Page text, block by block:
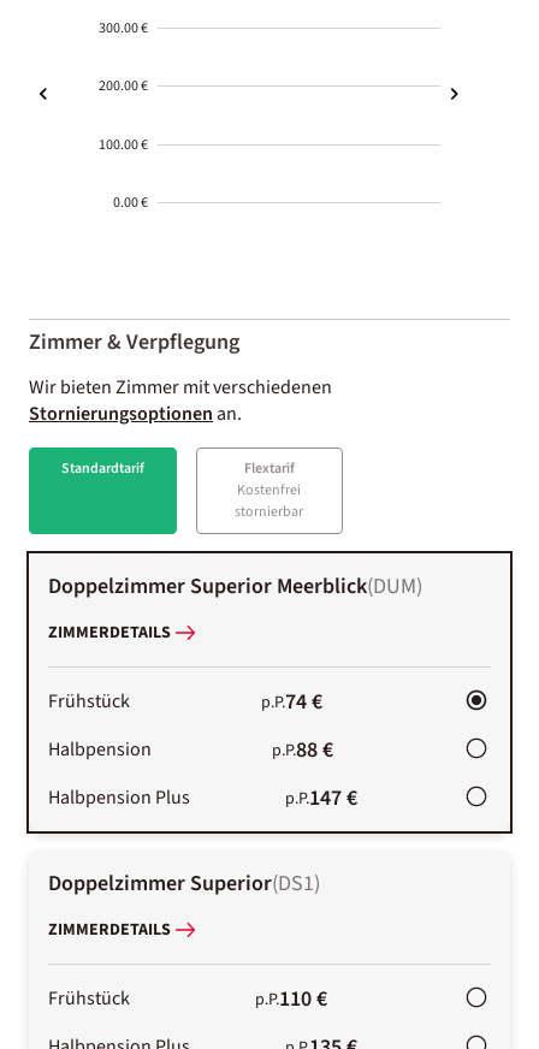
300.00 €
200.00 €
100.00 €
0.00 €
01-02
Zimmer & Verpflegung
Wir bieten Zimmer mit verschiedenen
Stornierungsoptionenan.
Standardtarif
Flextarif
Kostenfrei
stornierbar
Doppelzimmer Superior Meerblick(DUM)
ZIMMERDETAILS
Frühstück p.P.74 €
Halbpension p.P.88 €
Halbpension Plus p.P.147 €
Doppelzimmer Superior(DS1)
ZIMMERDETAILS
Frühstück p.P.110 €